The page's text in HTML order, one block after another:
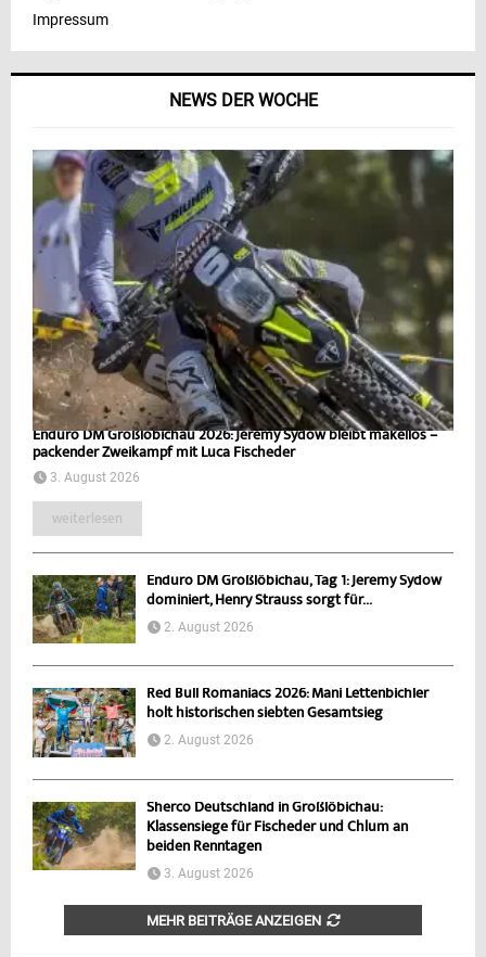
NEWS DER WOCHE
Enduro DM Großlöbichau 2026: Jeremy Sydow bleibt makellos –
packender Zweikampf mit Luca Fischeder
3. August 2026
weiterlesen
Enduro DM Großlöbichau, Tag 1: Jeremy Sydow
dominiert, Henry Strauss sorgt für...
2. August 2026
Red Bull Romaniacs 2026: Mani Lettenbichler
holt historischen siebten Gesamtsieg
2. August 2026
Sherco Deutschland in Großlöbichau:
Klassensiege für Fischeder und Chlum an
beiden Renntagen
3. August 2026
MEHR BEITRÄGE ANZEIGEN
Impressum